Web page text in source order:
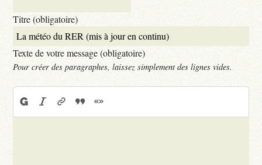
Titre (obligatoire)
Texte de votre message (obligatoire)
Pour créer des paragraphes, laissez simplement des lignes vides.